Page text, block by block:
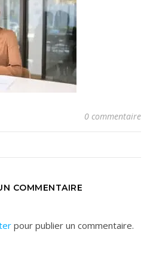
0 commentaire
COMMENTAIRE
pour publier un commentaire.